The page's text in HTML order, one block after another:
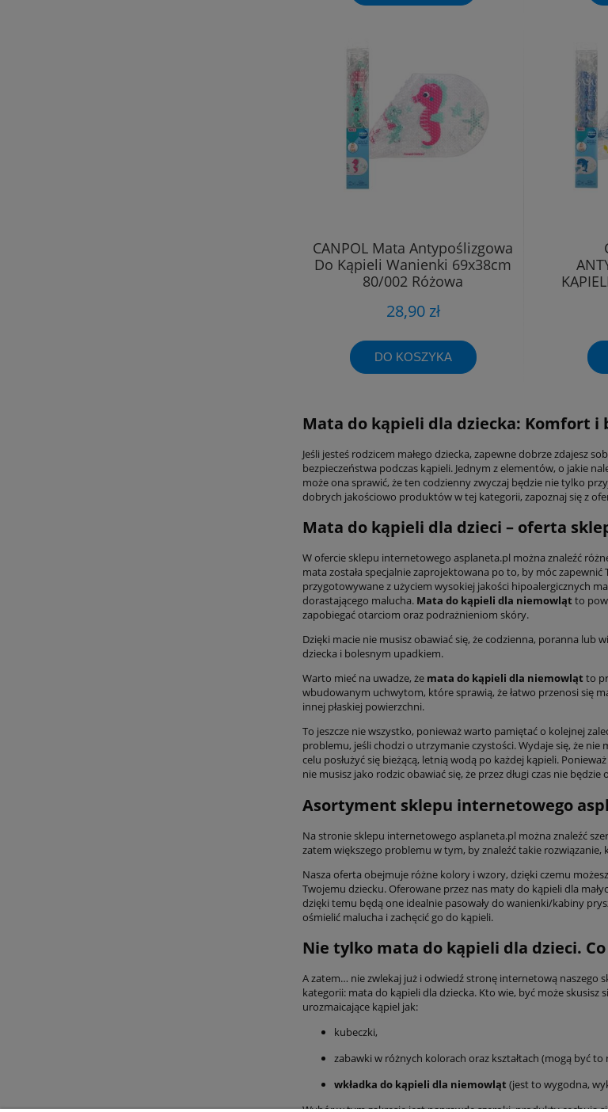
CANPOL Mata Antypoślizgowa
Do Kąpieli Wanienki 69x38cm
80/002 Różowa
28,90 zł
DO KOSZYKA
Mata do kąpieli dla dziecka: Komfort i
Jeśli jesteś rodzicem małego dziecka, zapewne dobrze zdajesz
bezpieczeństwa podczas kąpieli. Jednym z elementów, o jakie
może ona sprawić, że ten codzienny zwyczaj będzie nie tylko
dobrych jakościowo produktów w tej kategorii, zapoznaj się z
Mata do kąpieli dla dzieci – oferta
W ofercie sklepu internetowego asplaneta.pl można znaleźć
mata została specjalnie zaprojektowana po to, by móc
przygotowywane z użyciem wysokiej jakości hipoalergicznych
dorastającego malucha. Mata do kąpieli dla niemowląt to
zapobiegać otarciom oraz podrażnieniom skóry.
Dzięki macie nie musisz obawiać się, że codzienna, poranna lub
dziecka i bolesnym upadkiem.
Warto mieć na uwadze, że mata do kąpieli dla niemowląt to
wbudowanym uchwytom, które sprawią, że łatwo przenosi się
innej płaskiej powierzchni.
To jeszcze nie wszystko, ponieważ warto pamiętać o kolejnej
problemu, jeśli chodzi o utrzymanie czystości. Wydaje się, że
celu posłużyć się bieżącą, letnią wodą po każdej kąpieli. Ponieważ
nie musisz jako rodzic obawiać się, że przez długi czas nie
Asortyment sklepu internetowego
Na stronie sklepu internetowego asplaneta.pl można znaleźć
zatem większego problemu w tym, by znaleźć takie
Nasza oferta obejmuje różne kolory i wzory, dzięki czemu
Twojemu dziecku. Oferowane przez nas maty do kąpieli dla
dzięki temu będą one idealnie pasowały do wanienki/kabiny
ośmielić malucha i zachęcić go do kąpieli.
Nie tylko mata do kąpieli dla dzieci.
A zatem… nie zwlekaj już i odwiedź stronę internetową naszego
kategorii: mata do kąpieli dla dziecka. Kto wie, być może
urozmaicające kąpiel jak:
kubeczki,
zabawki w różnych kolorach oraz kształtach (mogą być
wkładka do kąpieli dla niemowląt (jest to wygodna,